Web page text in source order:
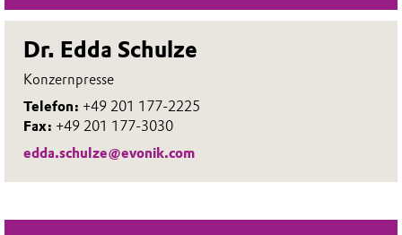
Dr. Edda Schulze
Konzernpresse
Telefon: +49 201 177-2225
Fax: +49 201 177-3030
edda.schulze@evonik.com